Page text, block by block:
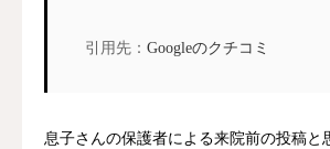
引用先： Googleのクチコミ
息子さんの保護者による来院前の投稿と